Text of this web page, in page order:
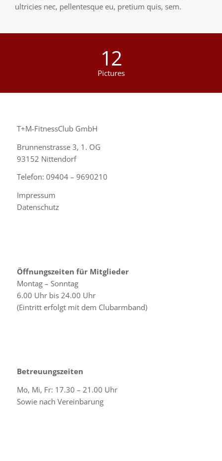
ultricies nec, pellentesque eu, pretium quis, sem.
12
Pictures
T+M-FitnessClub GmbH
Brunnenstrasse 3, 1. OG
93152 Nittendorf
Telefon: 09404 – 9690210
Impressum
Datenschutz
Öffnungszeiten für Mitglieder
Montag – Sonntag
6.00 Uhr bis 24.00 Uhr
(Eintritt erfolgt mit dem Clubarmband)
Betreuungszeiten
Mo, Mi, Fr: 17.30 – 21.00 Uhr
Sowie nach Vereinbarung